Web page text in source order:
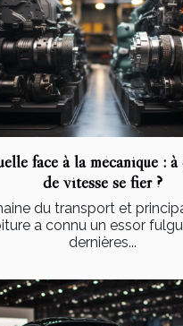
face à la mécanique :
de vitesse se fier ?
du transport et
a connu un essor
dernières...